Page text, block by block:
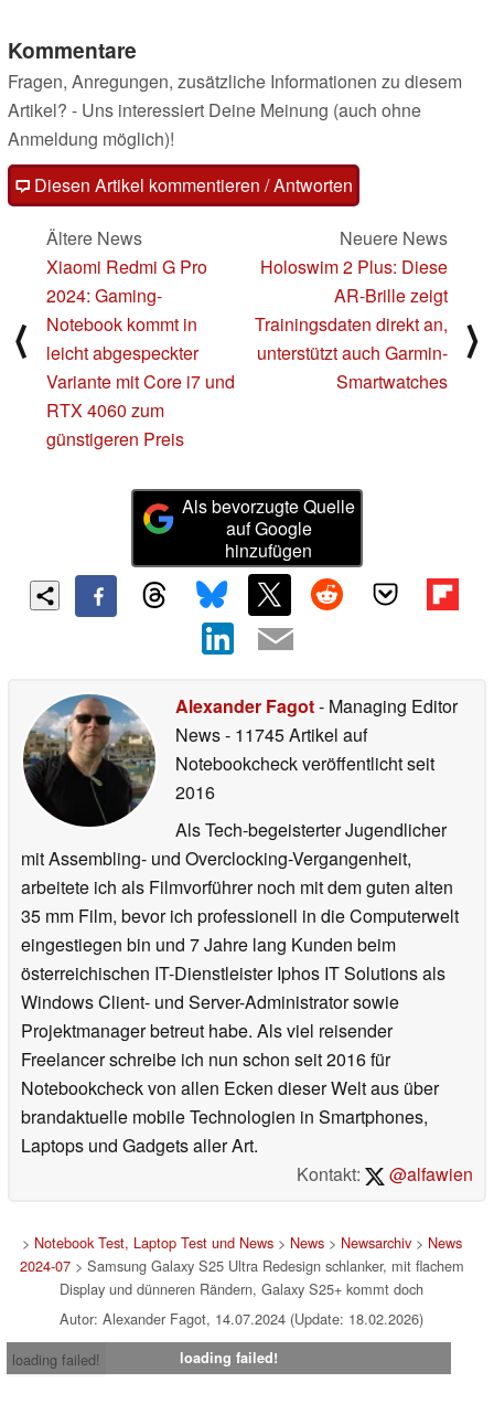
Kommentare
Fragen, Anregungen, zusätzliche Informationen zu diesem
Artikel? - Uns interessiert Deine Meinung (auch ohne
Anmeldung möglich)!
Diesen Artikel kommentieren / Antworten
⟨
Ältere News
Xiaomi Redmi G Pro
2024: Gaming-
Notebook kommt in
leicht abgespeckter
Variante mit Core i7 und
RTX 4060 zum
günstigeren Preis
Neuere News
Holoswim 2 Plus: Diese
AR-Brille zeigt
Trainingsdaten direkt an,
unterstützt auch Garmin-
Smartwatches
⟩
Als bevorzugte Quelle
auf Google
hinzufügen
Alexander Fagot- Managing Editor
News- 11745 Artikel auf
Notebookcheck veröffentlichtseit
2016
Als Tech-begeisterter Jugendlicher
mit Assembling- und Overclocking-Vergangenheit,
arbeitete ich als Filmvorführer noch mit dem guten alten
35 mm Film, bevor ich professionell in die Computerwelt
eingestiegen bin und 7 Jahre lang Kunden beim
österreichischen IT-Dienstleister Iphos IT Solutions als
Windows Client- und Server-Administrator sowie
Projektmanager betreut habe. Als viel reisender
Freelancer schreibe ich nun schon seit 2016 für
Notebookcheck von allen Ecken dieser Welt aus über
brandaktuelle mobile Technologien in Smartphones,
Laptops und Gadgets aller Art.
Kontakt:
@alfawien
> Notebook Test, Laptop Test und News> News> Newsarchiv> News
2024-07> Samsung Galaxy S25 Ultra Redesign schlanker, mit flachem
Display und dünneren Rändern, Galaxy S25+ kommt doch
Autor: Alexander Fagot, 14.07.2024 (Update: 18.02.2026)
loading failed!
loading failed!